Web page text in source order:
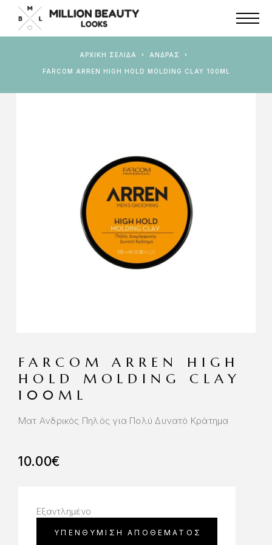
ΑΡΧΙΚΉ ΣΕΛΊΔΑ ΆΝΔΡΑΣ
FARCOM ARREN HIGH HOLD MOLDING CLAY 100ML
FARCOM ARREN HIGH
HOLD MOLDING CLAY
100ML
Ματ Ανδρικός Πηλός για Πολύ Δυνατό Κράτημα
10.00€
Εξαντλημένο